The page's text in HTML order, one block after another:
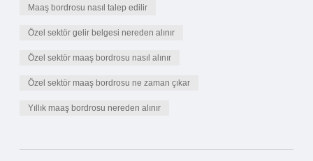
Maaş bordrosu nasıl talep edilir
Özel sektör gelir belgesi nereden alınır
Özel sektör maaş bordrosu nasıl alınır
Özel sektör maaş bordrosu ne zaman çıkar
Yıllık maaş bordrosu nereden alınır